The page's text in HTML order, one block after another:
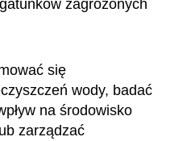
zagrożonych
się
wody, badać
na środowisko
zarządzać